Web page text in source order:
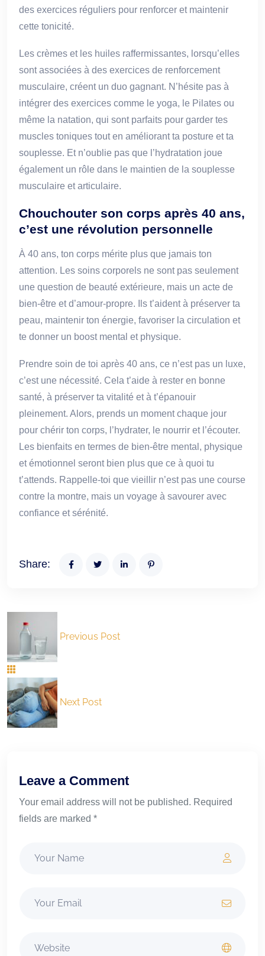
des exercices réguliers pour renforcer et maintenir
cette tonicité.
Les crèmes et les huiles raffermissantes, lorsqu’elles
sont associées à des exercices de renforcement
musculaire, créent un duo gagnant. N’hésite pas à
intégrer des exercices comme le yoga, le Pilates ou
même la natation, qui sont parfaits pour garder tes
muscles toniques tout en améliorant ta posture et ta
souplesse. Et n’oublie pas que l’hydratation joue
également un rôle dans le maintien de la souplesse
musculaire et articulaire.
Chouchouter son corps après 40 ans,
c’est une révolution personnelle
À 40 ans, ton corps mérite plus que jamais ton
attention. Les soins corporels ne sont pas seulement
une question de beauté extérieure, mais un acte de
bien-être et d’amour-propre. Ils t’aident à préserver ta
peau, maintenir ton énergie, favoriser la circulation et
te donner un boost mental et physique.
Prendre soin de toi après 40 ans, ce n’est pas un luxe,
c’est une nécessité. Cela t’aide à rester en bonne
santé, à préserver ta vitalité et à t’épanouir
pleinement. Alors, prends un moment chaque jour
pour chérir ton corps, l’hydrater, le nourrir et l’écouter.
Les bienfaits en termes de bien-être mental, physique
et émotionnel seront bien plus que ce à quoi tu
t’attends. Rappelle-toi que vieillir n’est pas une course
contre la montre, mais un voyage à savourer avec
confiance et sérénité.
Share:
Previous Post
Next Post
Leave a Comment
Your email address will not be published. Required
fields are marked *